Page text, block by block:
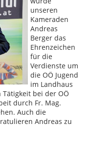
unseren
Kameraden
Andreas
Berger das
Ehrenzeichen
für die
Verdienste um
die OÖ Jugend
im Landhaus
bei der OÖ
durch Fr. Mag.
Auch die
Andreas zu